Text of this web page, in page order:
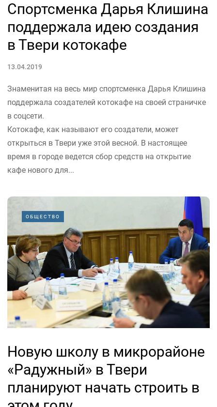
Спортсменка Дарья Клишина
поддержала идею создания
в Твери котокафе
13.04.2019
Знаменитая на весь мир спортсменка Дарья Клишина
поддержала создателей котокафе на своей страничке
в соцсети.
Котокафе, как называют его создатели, может
открыться в Твери уже этой весной. В настоящее
время в городе ведется сбор средств на открытие
кафе нового для...
ОБЩЕСТВО
Новую школу в микрорайоне
«Радужный» в Твери
планируют начать строить в